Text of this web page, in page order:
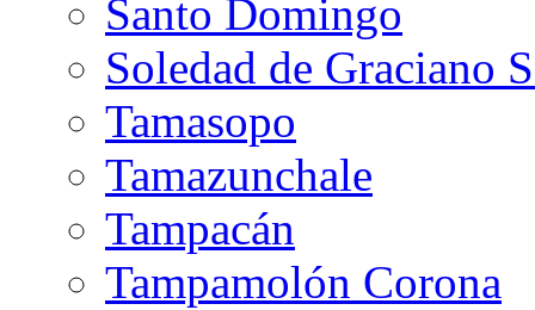
Santo Domingo
Soledad de Graciano
Tamasopo
Tamazunchale
Tampacán
Tampamolón Corona